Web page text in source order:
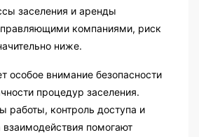
заселения и аренды
компаниями, риск
ниже.
особое внимание безопасности
процедур заселения.
работы, контроль доступа и
взаимодействия помогают